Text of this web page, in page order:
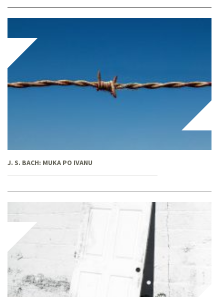
J. S. BACH: MUKA PO IVANU